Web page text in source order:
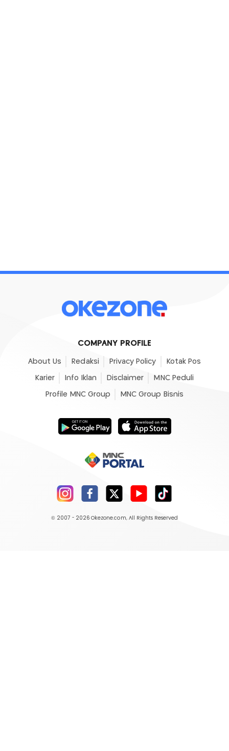
COMPANY PROFILE
About Us Redaksi Privacy Policy Kotak Pos
Karier Info Iklan Disclaimer MNC Peduli
Profile MNC Group MNC Group Bisnis
© 2007 - 2026 Okezone.com, All Rights Reserved